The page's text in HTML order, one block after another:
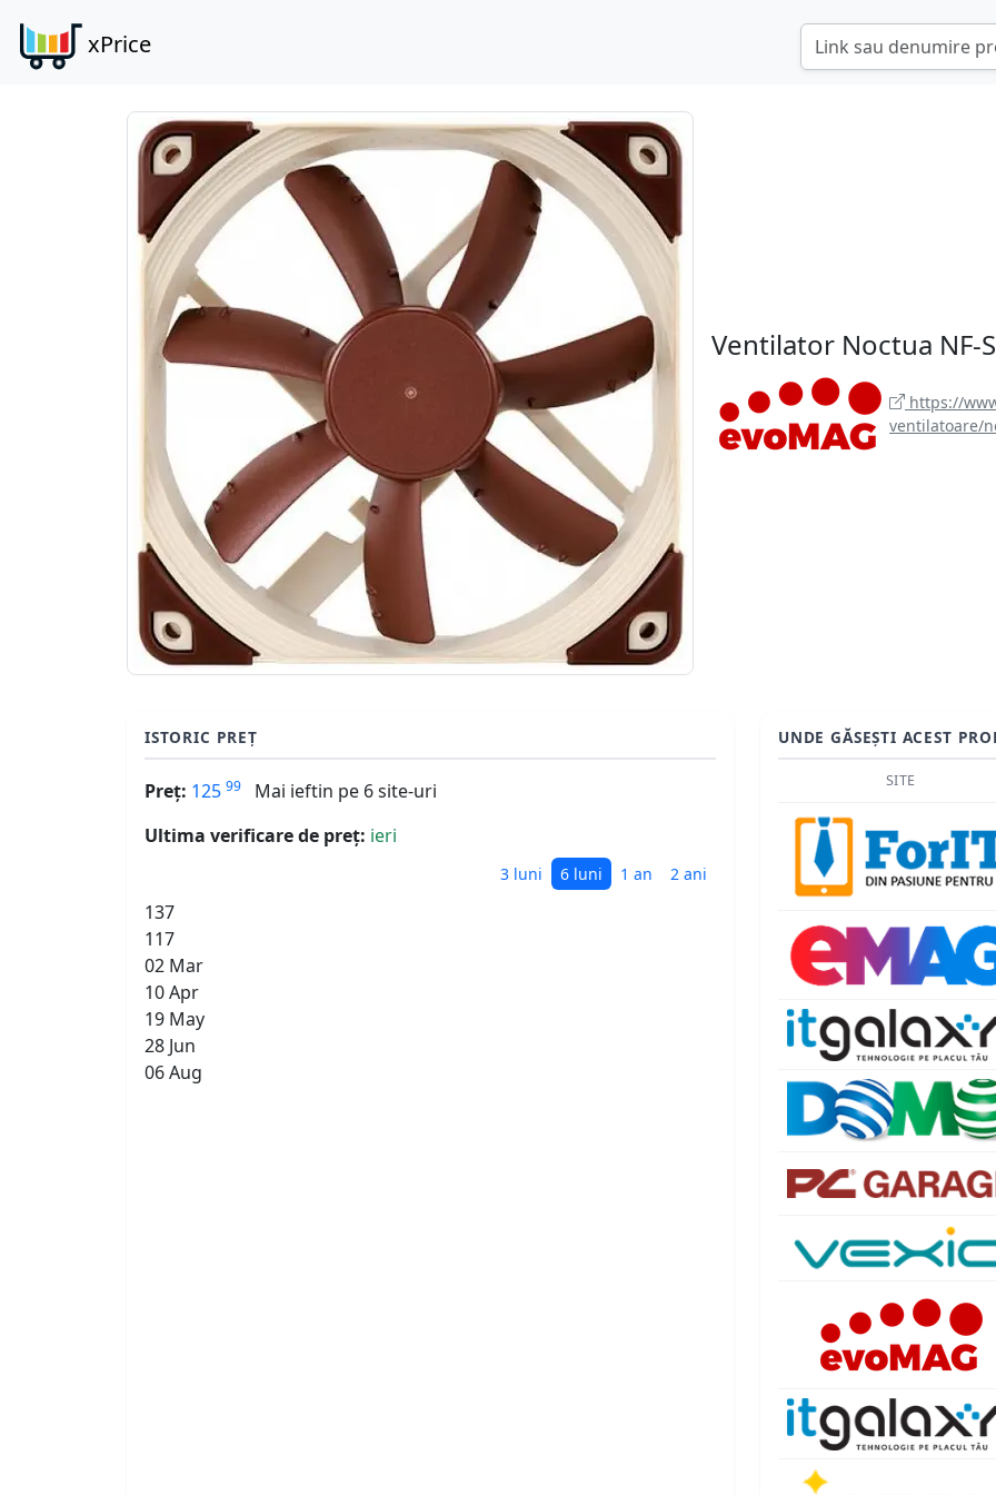
xPrice
Ventilator Noctua NF-
https://
ventilatoare/
ISTORIC PREȚ
Preț: 125 99
Mai ieftin pe 6 site-uri
Ultima verificare de preț: ieri
3 luni 6 luni 1 an 2 ani
137
117
02 Mar
10 Apr
19 May
28 Jun
06 Aug
UNDE GĂSEȘTI ACEST
SITE